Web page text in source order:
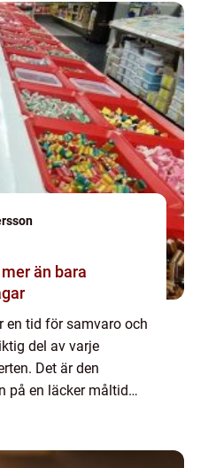
en tid för samvaro och
del av varje
Det är den
på en läcker måltid